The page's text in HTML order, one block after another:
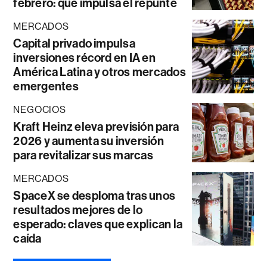
febrero: qué impulsa el repunte
MERCADOS
Capital privado impulsa
inversiones récord en IA en
América Latina y otros mercados
emergentes
NEGOCIOS
Kraft Heinz eleva previsión para
2026 y aumenta su inversión
para revitalizar sus marcas
MERCADOS
SpaceX se desploma tras unos
resultados mejores de lo
esperado: claves que explican la
caída